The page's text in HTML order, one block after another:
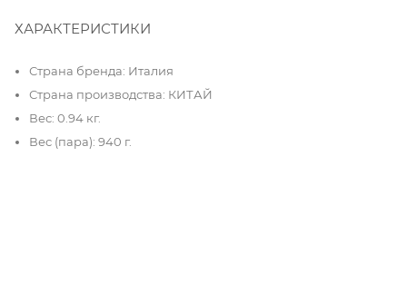
ХАРАКТЕРИСТИКИ
Страна бренда: Италия
Страна производства: КИТАЙ
Вес: 0.94 кг.
Вес (пара): 940 г.